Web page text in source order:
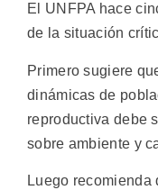
El UNFPA hace
de la situación
Primero sugiere
dinámicas de
reproductiva debe
sobre ambiente y
Luego